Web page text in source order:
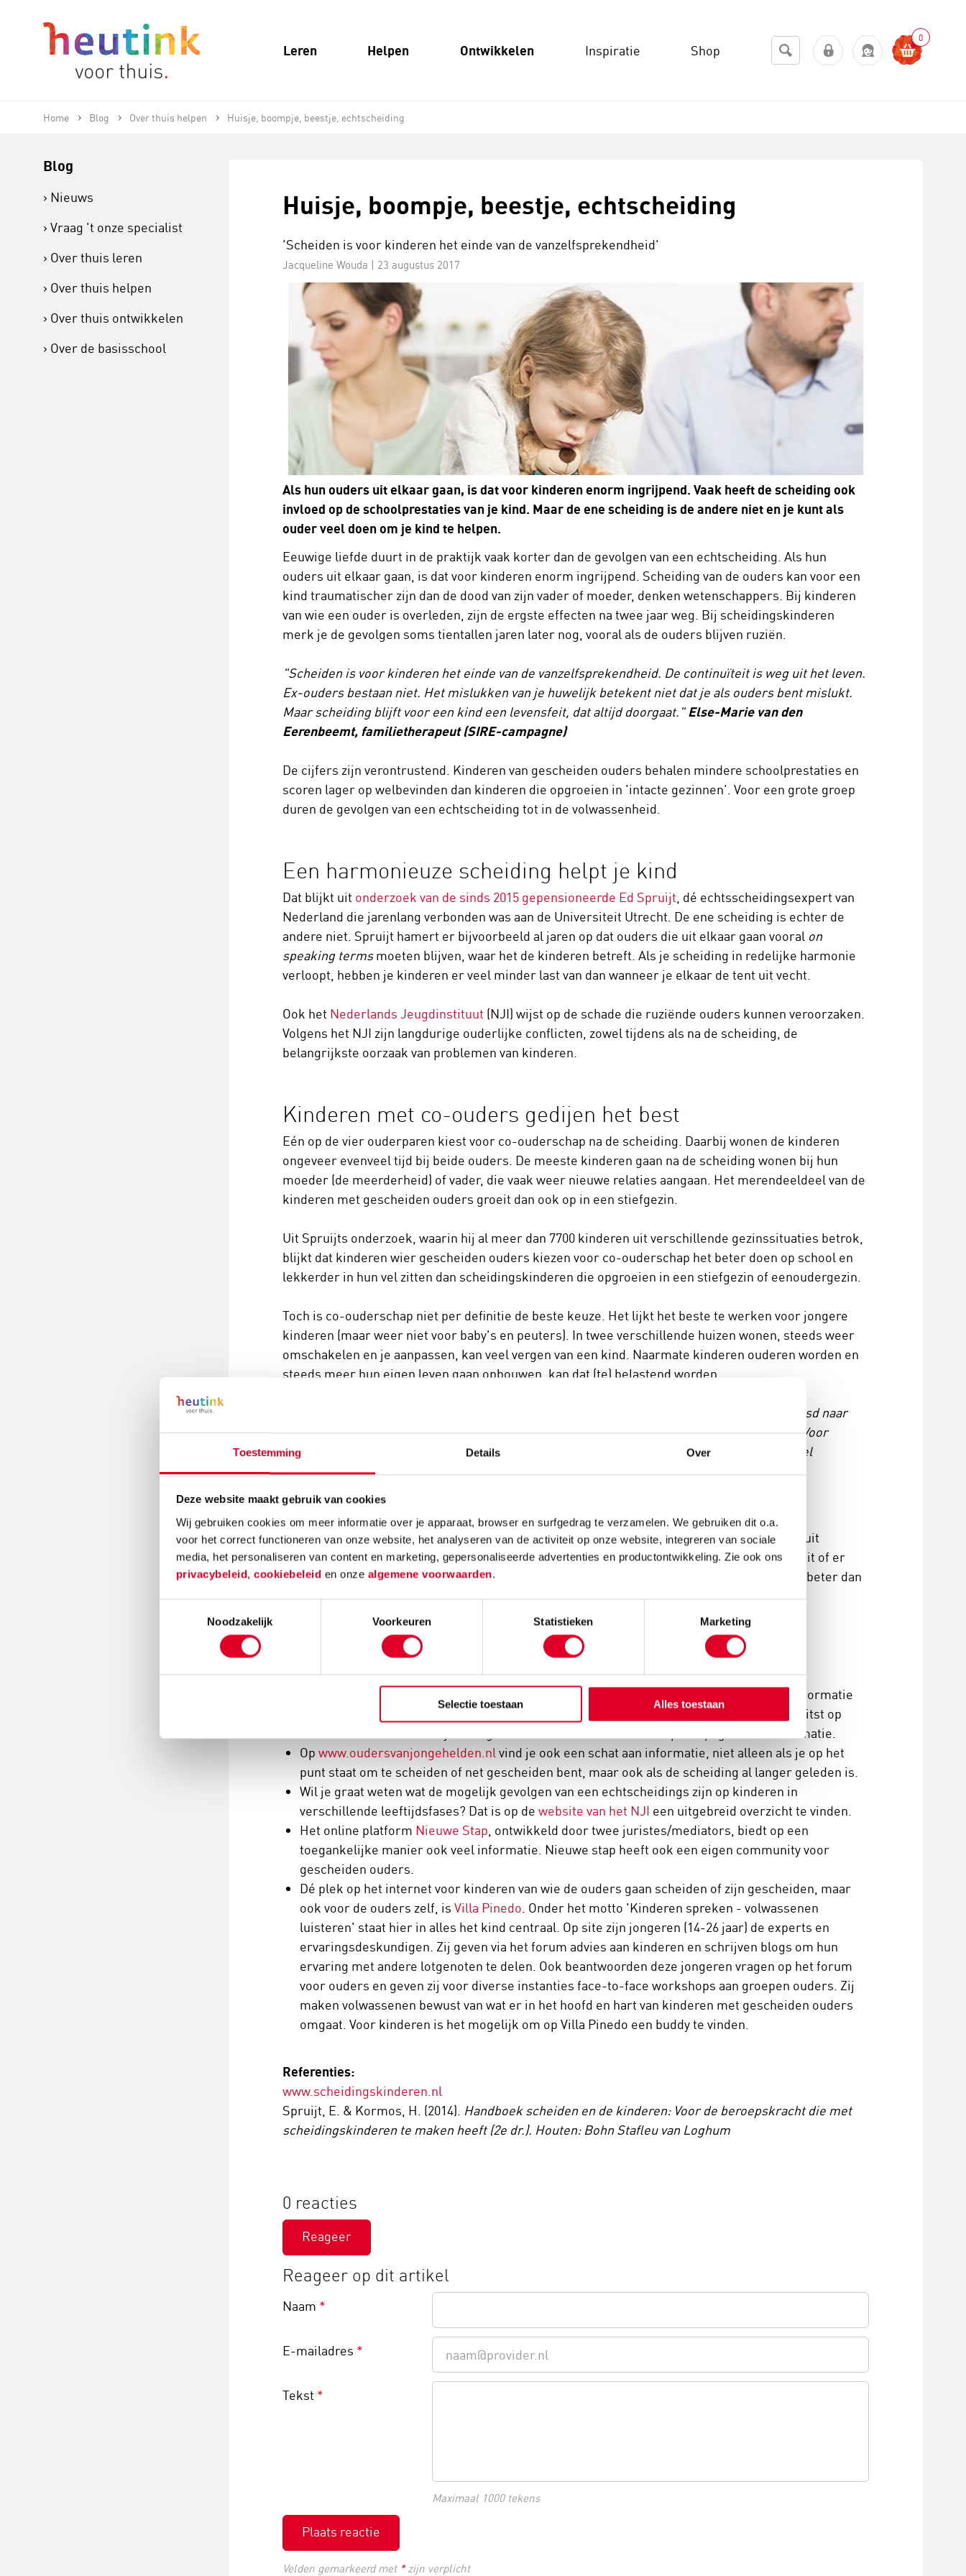
Toestemming Details Over
Deze website maakt gebruik van cookies
Wij gebruiken cookies om meer informatie over je apparaat, browser en surfgedrag te verzamelen. We gebruiken dit o.a.
voor het correct functioneren van onze website, het analyseren van de activiteit op onze website, integreren van sociale
media, het personaliseren van content en marketing, gepersonaliseerde advertenties en productontwikkeling. Zie ook ons
privacybeleid, cookiebeleid en onze algemene voorwaarden.
Noodzakelijk
Voorkeuren Statistieken Marketing
Selectie toestaan Alles toestaan
Leren Helpen Ontwikkelen Inspiratie Shop
0
Home Blog Over thuis helpen Huisje, boompje, beestje, echtscheiding
Blog
Nieuws
Vraag 't onze specialist
Over thuis leren
Over thuis helpen
Over thuis ontwikkelen
Over de basisschool
Huisje, boompje, beestje, echtscheiding
'Scheiden is voor kinderen het einde van de vanzelfsprekendheid'
Jacqueline Wouda | 23 augustus 2017
Als hun ouders uit elkaar gaan, is dat voor kinderen enorm ingrijpend. Vaak heeft de scheiding ook
invloed op de schoolprestaties van je kind. Maar de ene scheiding is de andere niet en je kunt als
ouder veel doen om je kind te helpen.
Eeuwige liefde duurt in de praktijk vaak korter dan de gevolgen van een echtscheiding. Als hun
ouders uit elkaar gaan, is dat voor kinderen enorm ingrijpend. Scheiding van de ouders kan voor een
kind traumatischer zijn dan de dood van zijn vader of moeder, denken wetenschappers. Bij kinderen
van wie een ouder is overleden, zijn de ergste effecten na twee jaar weg. Bij scheidingskinderen
merk je de gevolgen soms tientallen jaren later nog, vooral als de ouders blijven ruziën.
"Scheiden is voor kinderen het einde van de vanzelfsprekendheid. De continuïteit is weg uit het leven.
Ex-ouders bestaan niet. Het mislukken van je huwelijk betekent niet dat je als ouders bent mislukt.
Maar scheiding blijft voor een kind een levensfeit, dat altijd doorgaat."Else-Marie van den
Eerenbeemt, familietherapeut (SIRE-campagne)
De cijfers zijn verontrustend. Kinderen van gescheiden ouders behalen mindere schoolprestaties en
scoren lager op welbevinden dan kinderen die opgroeien in 'intacte gezinnen'. Voor een grote groep
duren de gevolgen van een echtscheiding tot in de volwassenheid.
Een harmonieuze scheiding helpt je kind
Dat blijkt uit onderzoek van de sinds 2015 gepensioneerde Ed Spruijt , dé echtsscheidingsexpert van
Nederland die jarenlang verbonden was aan de Universiteit Utrecht. De ene scheiding is echter de
andere niet. Spruijt hamert er bijvoorbeeld al jaren op dat ouders die uit elkaar gaan vooral on
speaking termsmoeten blijven, waar het de kinderen betreft. Als je scheiding in redelijke harmonie
verloopt, hebben je kinderen er veel minder last van dan wanneer je elkaar de tent uit vecht.
Ook het Nederlands Jeugdinstituut (NJI) wijst op de schade die ruziënde ouders kunnen veroorzaken.
Volgens het NJI zijn langdurige ouderlijke conflicten, zowel tijdens als na de scheiding, de
belangrijkste oorzaak van problemen van kinderen.
Kinderen met co-ouders gedijen het best
Eén op de vier ouderparen kiest voor co-ouderschap na de scheiding. Daarbij wonen de kinderen
ongeveer evenveel tijd bij beide ouders. De meeste kinderen gaan na de scheiding wonen bij hun
moeder (de meerderheid) of vader, die vaak weer nieuwe relaties aangaan. Het merendeeldeel van de
kinderen met gescheiden ouders groeit dan ook op in een stiefgezin.
Uit Spruijts onderzoek, waarin hij al meer dan 7700 kinderen uit verschillende gezinssituaties betrok,
blijkt dat kinderen wier gescheiden ouders kiezen voor co-ouderschap het beter doen op school en
lekkerder in hun vel zitten dan scheidingskinderen die opgroeien in een stiefgezin of eenoudergezin.
Toch is co-ouderschap niet per definitie de beste keuze. Het lijkt het beste te werken voor jongere
kinderen (maar weer niet voor baby's en peuters). In twee verschillende huizen wonen, steeds weer
omschakelen en je aanpassen, kan veel vergen van een kind. Naarmate kinderen ouderen worden en
steeds meer hun eigen leven gaan opbouwen, kan dat (te) belastend worden.​
"Toen mijn ex en ik vier jaar geleden uit elkaar gingen, ben ik samen met de meiden verhuisd naar
een andere stad. Ze wonen door de week bij mij en zijn om het weekeinde bij hun moeder. Voor
Danique betekende het dat ze naar een nieuwe school moest. Achteraf denk ik dat dit te veel
veranderingen in één keer waren."
Tip: neem een huisdier
Kinderen van gescheiden ouders voelen zich prettiger als ze een huisdier hebben, zo blijkt uit
onderzoek. Voor kinderen in intacte gezinnen maakt het voor hun levensgeluk niet zo veel uit of er
een hond, kat of konijn rondloopt. Scheidingskinderen met een huisdier voelen zich echter beter dan
lotgenoten zonder huisdier.
Informatieve websites voor ouders en kinderen
biedt speciaal voor kinderen in begrijpelijke taal informatie
over wat de scheiding van hun ouders voor hen kan betekenen. De informatie is toegespitst op
kinderen in diverse leeftijdscategorieën. Voor ouders is er een aparte pagina met informatie.
Opwww.oudersvanjongehelden.nl vind je ook een schat aan informatie, niet alleen als je op het
punt staat om te scheiden of net gescheiden bent, maar ook als de scheiding al langer geleden is.
Wil je graat weten wat de mogelijk gevolgen van een echtscheidings zijn op kinderen in
verschillende leeftijdsfases? Dat is op dewebsite van het NJI een uitgebreid overzicht te vinden.
Het online platform Nieuwe Stap , ontwikkeld door twee juristes/mediators, biedt op een
toegankelijke manier ook veel informatie. Nieuwe stap heeft ook een eigen community voor
gescheiden ouders.
Dé plek op het internet voor kinderen van wie de ouders gaan scheiden of zijn gescheiden, maar
ook voor de ouders zelf, isVilla Pinedo . Onder het motto 'Kinderen spreken - volwassenen
luisteren' staat hier in alles het kind centraal. ​Op site zijn jongeren (14-26 jaar) de experts en
ervaringsdeskundigen. Zij geven via het forum advies aan kinderen en schrijven blogs om hun
ervaring met andere lotgenoten te delen. Ook beantwoorden deze jongeren vragen op het forum
voor ouders en geven zij voor diverse instanties face-to-face workshops aan groepen ouders. Zij
maken volwassenen bewust van wat er in het hoofd en hart van kinderen met gescheiden ouders
omgaat.​ Voor kinderen is het mogelijk om op Villa Pinedo een buddy te vinden.
Referenties:
www.scheidingskinderen.nl
Spruijt, E. & Kormos, H. (2014). Handboek scheiden en de kinderen: Voor de beroepskracht die met
scheidingskinderen te maken heeft (2e dr.). Houten: Bohn Stafleu van Loghum
0 reacties
Reageer
Reageer op dit artikel
Naam *
E-mailadres *
Tekst *
Maximaal 1000 tekens
Plaats reactie
Velden gemarkeerd met *zijn verplicht